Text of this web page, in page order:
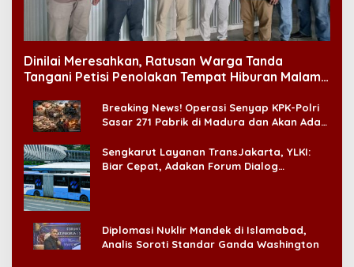
Dinilai Meresahkan, Ratusan Warga Tanda
Tangani Petisi Penolakan Tempat Hiburan Malam
Breaking News! Operasi Senyap KPK-Polri
Sasar 271 Pabrik di Madura dan Akan Ada
Sengkarut Layanan TransJakarta, YLKI:
Biar Cepat, Adakan Forum Dialog
Diplomasi Nuklir Mandek di Islamabad,
Analis Soroti Standar Ganda Washington